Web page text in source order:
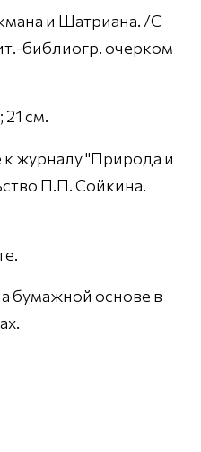
и Шатриана. /С
библиогр. очерком
см.
журналу "Природа и
П.П. Сойкина.
бумажной основе в